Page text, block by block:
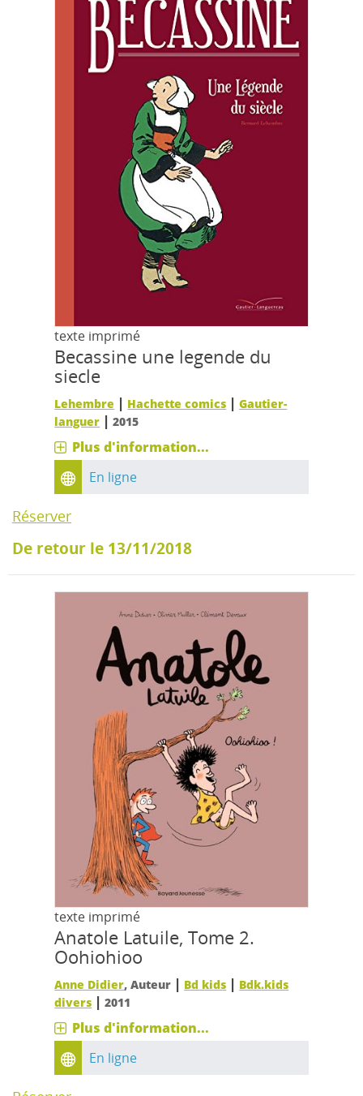
texte imprimé
Becassine une legende du
siecle
Lehembre | Hachette comics |Gautier-
languer |2015
Plus d'information...
En ligne
Réserver
De retour le 13/11/2018
texte imprimé
Anatole Latuile, Tome 2.
Oohiohioo
Anne Didier, Auteur | Bd kids | Bdk.kids
divers |2011
Plus d'information...
En ligne